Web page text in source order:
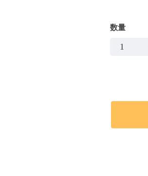
数量